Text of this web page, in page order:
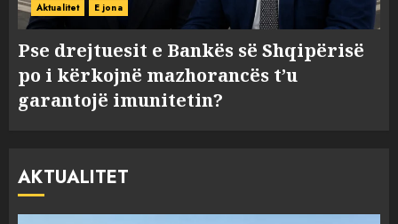
Aktualitet E jona
Pse drejtuesit e Bankës së Shqipërisë
po i kërkojnë mazhorancës t’u
garantojë imunitetin?
AKTUALITET